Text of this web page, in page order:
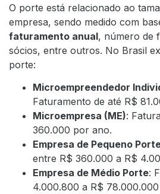
O porte está relacionado ao
empresa, sendo medido com
faturamento anual, número de
sócios, entre outros. No Brasil
porte:
Microempreendedor
Faturamento de até R$
Microempresa (ME):
360.000 por ano.
Empresa de Pequeno
entre R$ 360.000 a R$
Empresa de Médio Porte:
4.000.800 a R$